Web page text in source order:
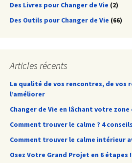
Des Livres pour Changer de Vie (2)
Des Outils pour Changer de Vie (66)
Articles récents
La qualité de vos rencontres, de vos
l’améliorer
Changer de Vie en lâchant votre
Comment trouver le calme ? 4
Comment trouver le calme intérieur
Osez Votre Grand Projet en 6 étapes !